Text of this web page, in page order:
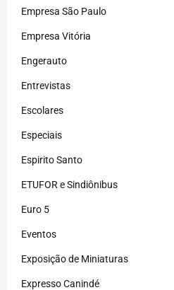
Empresa São Paulo
Empresa Vitória
Engerauto
Entrevistas
Escolares
Especiais
Espirito Santo
ETUFOR e Sindiônibus
Euro 5
Eventos
Exposição de Miniaturas
Expresso Canindé